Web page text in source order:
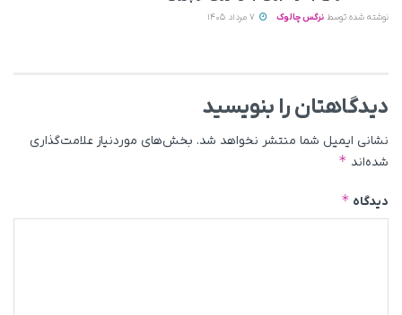
نوشته شده توسط نرگس چالوک
دیدگاهتان را بنویسید
نشانی ایمیل شما منتشر نخواهد شد. بخش‌های موردنیاز علامت‌گذاری
شده‌اند *
دیدگاه *